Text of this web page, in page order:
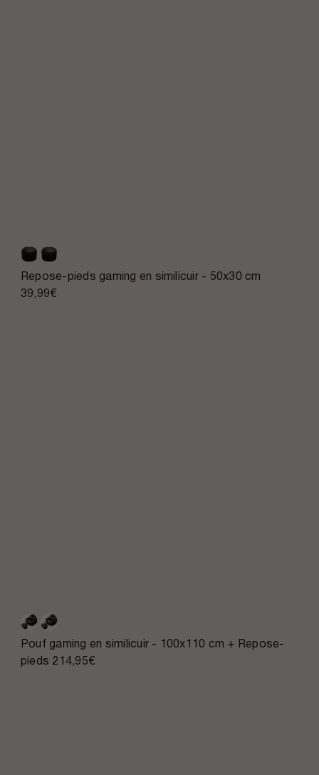
Repose-pieds gaming en similicuir - 50x30 cm
39,99€
Pouf gaming en similicuir - 100x110 cm + Repose-
pieds 214,95€